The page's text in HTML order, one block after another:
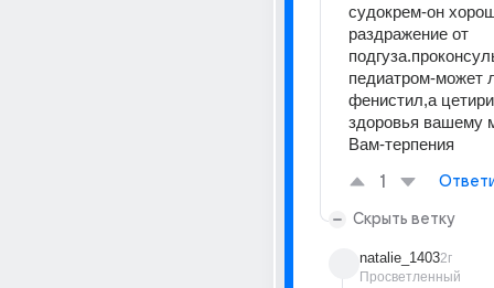
судокрем-он
раздражение от
педиатром-может
фенистил,а
здоровья вашему
Вам-терпения
1
Скрыть ветку
natalie_1403
Просветленный
2г